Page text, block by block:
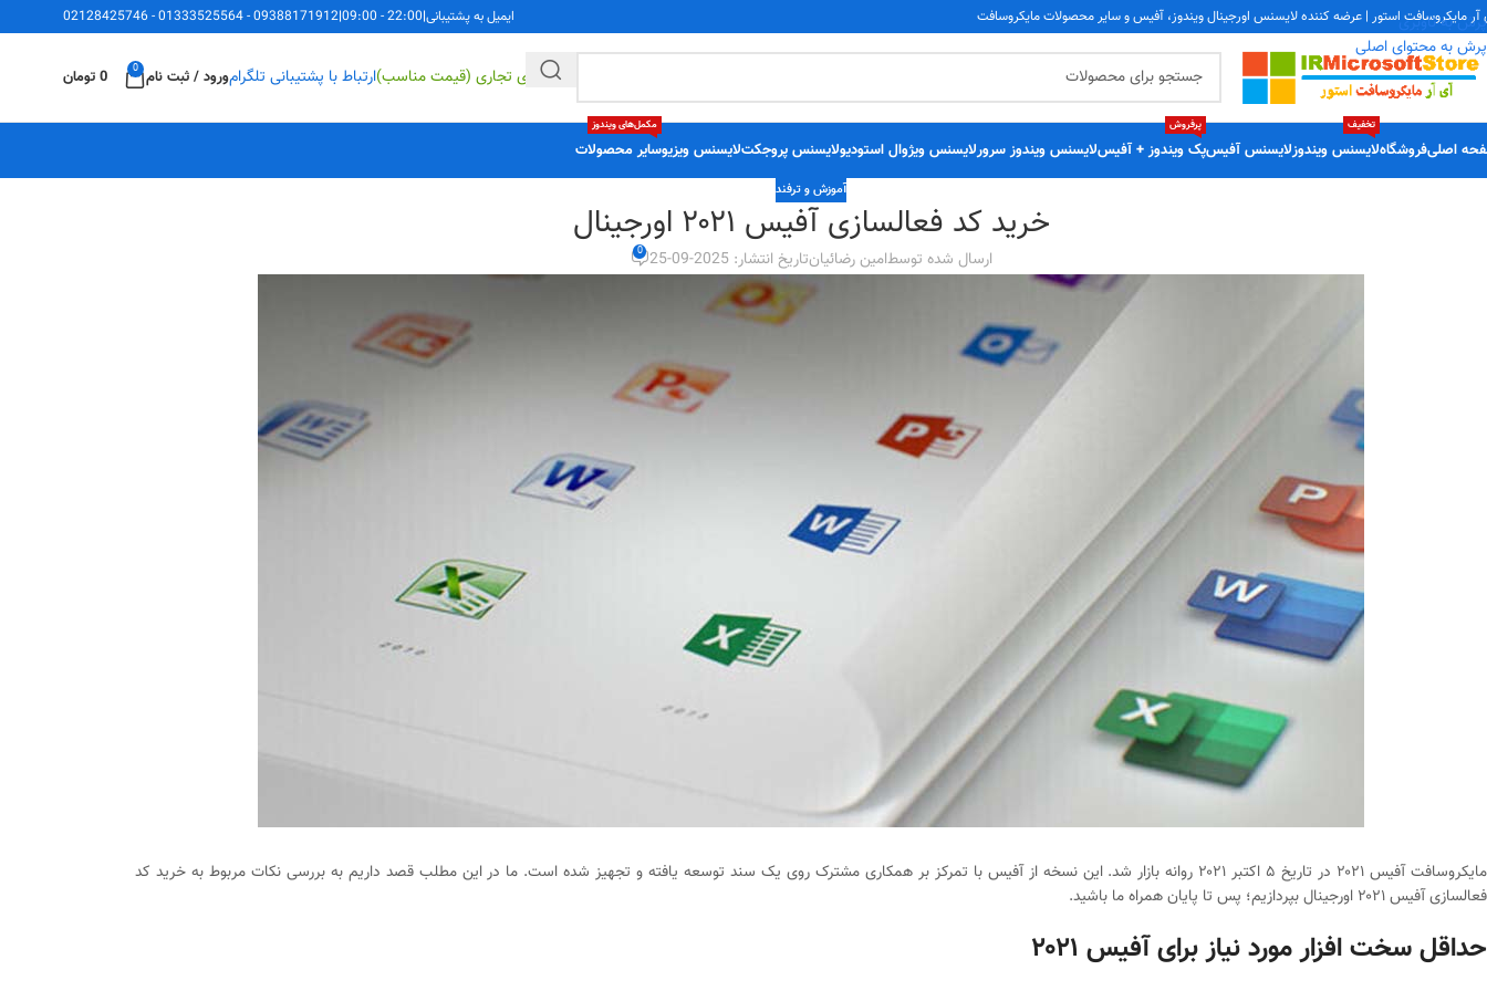
پرش به ناوبری
پرش به محتوای اصلی
آر مایکروسافت استور | عرضه کننده لایسنس اورجینال ویندوز، آفیس و سایر محصولات مایکروسافت ایمیل به پشتیبانی|
22:00 - 09:00
|
09388171912
-
01333525564
-
02128425746
راهکارهای تجاری (قیمت مناسب)ارتباط با پشتیبانی تلگرامورود / ثبت نام 0
0 تومان
اصلیفروشگاهلایسنس ویندوز
تخفیف
لایسنس آفیسپک ویندوز + آفیس
پرفروش
لایسنس ویندوز سرورلایسنس ویژوال استودیولایسنس پروجکتلایسنس ویزیوسایر محصولات
مکمل‌های ویندوز
آموزش و ترفند
خرید کد فعالسازی آفیس ۲۰۲۱ اورجینال
ارسال شده توسطامین رضائیانتاریخ انتشار: 2025-09-25 0
مایکروسافت آفیس ۲۰۲۱ در تاریخ ۵ اکتبر ۲۰۲۱ روانه بازار شد. این نسخه از آفیس با تمرکز بر همکاری مشترک روی یک سند توسعه یافته و تجهیز شده است. ما در این مطلب قصد داریم به بررسی نکات مربوط به خرید کد
فعالسازی آفیس ۲۰۲۱ اورجینال بپردازیم؛ پس تا پایان همراه ما باشید.
حداقل سخت‌ افزار مورد نیاز برای آفیس ۲۰۲۱